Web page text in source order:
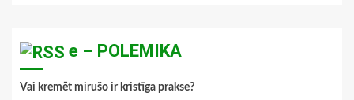
e – POLEMIKA
Vai kremēt mirušo ir kristīga prakse?